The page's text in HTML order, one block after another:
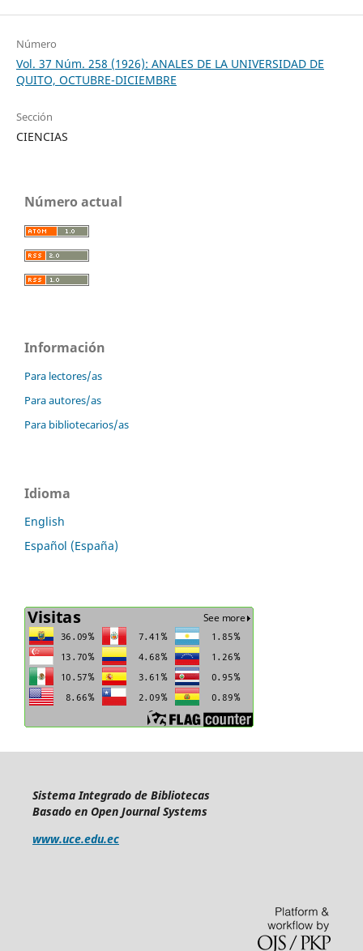
Número
Vol. 37 Núm. 258 (1926): ANALES DE LA UNIVERSIDAD DE
QUITO, OCTUBRE-DICIEMBRE
Sección
CIENCIAS
Número actual
Información
Para lectores/as
Para autores/as
Para bibliotecarios/as
Idioma
English
Español (España)
Sistema Integrado de Bibliotecas
Basado en Open Journal Systems
www.uce.edu.ec